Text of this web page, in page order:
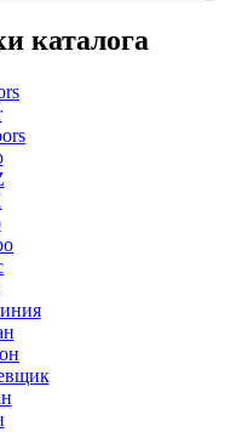
каталога